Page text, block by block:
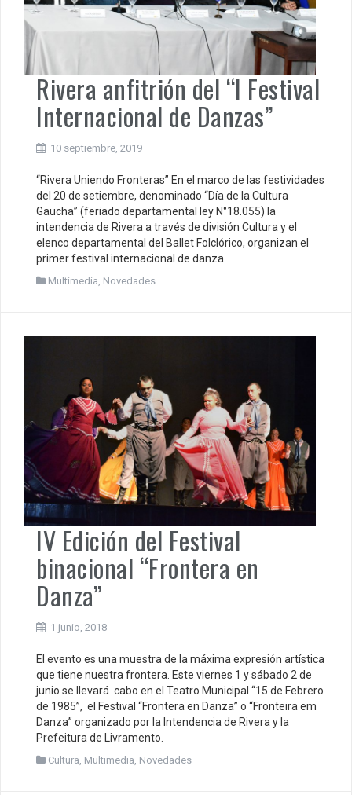
Rivera anfitrión del “I Festival
Internacional de Danzas”
10 septiembre, 2019
“Rivera Uniendo Fronteras” En el marco de las festividades
del 20 de setiembre, denominado “Día de la Cultura
Gaucha” (feriado departamental ley N°18.055) la
intendencia de Rivera a través de división Cultura y el
elenco departamental del Ballet Folclórico, organizan el
primer festival internacional de danza.
Multimedia Novedades
IV Edición del Festival
binacional “Frontera en
Danza”
1 junio, 2018
El evento es una muestra de la máxima expresión artística
que tiene nuestra frontera. Este viernes 1 y sábado 2 de
junio se llevará cabo en el Teatro Municipal “15 de Febrero
de 1985”, el Festival “Frontera en Danza” o “Fronteira em
Danza” organizado por la Intendencia de Rivera y la
Prefeitura de Livramento.
Cultura Multimedia Novedades